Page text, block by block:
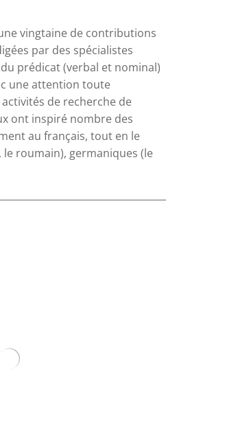
vingtaine de contributions
par des spécialistes
prédicat (verbal et nominal)
une attention toute
de recherche de
ont inspiré nombre des
au français, tout en le
roumain), germaniques (le